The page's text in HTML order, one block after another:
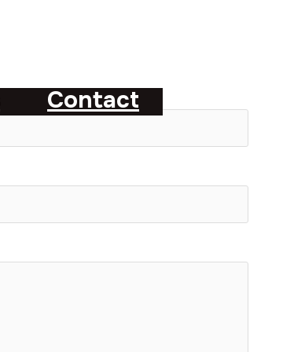
Contact